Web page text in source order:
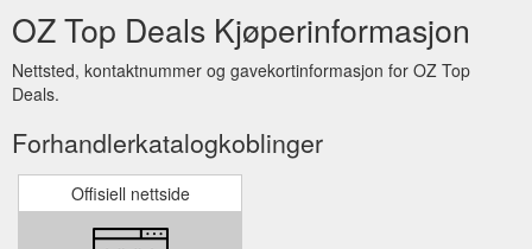
OZ Top Deals Kjøperinformasjon
Nettsted, kontaktnummer og gavekortinformasjon for OZ Top
Deals.
Forhandlerkatalogkoblinger
Offisiell nettside